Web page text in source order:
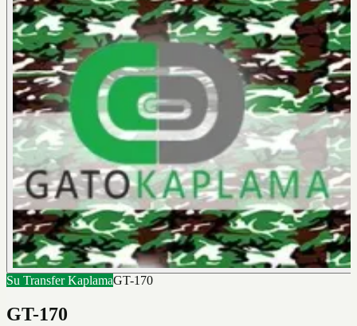
Su Transfer KaplamaGT-170
GT-170